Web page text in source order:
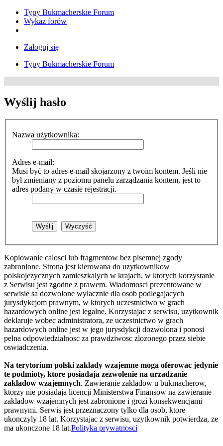
Typy Bukmacherskie Forum
Wykaz forów
Zaloguj się
Typy Bukmacherskie Forum
Wyślij hasło
Nazwa użytkownika:
Adres e-mail:
Musi być to adres e-mail skojarzony z twoim kontem. Jeśli nie
był zmieniany z poziomu panelu zarządzania kontem, jest to
adres podany w czasie rejestracji.
Kopiowanie calosci lub fragmentow bez pisemnej zgody
zabronione. Strona jest kierowana do uzytkownikow
polskojezycznych zamieszkalych w krajach, w ktorych korzystanie
z Serwisu jest zgodne z prawem. Wiadomosci prezentowane w
serwisie sa dozwolone wylacznie dla osob podlegajacych
jurysdykcjom prawnym, w ktorych uczestnictwo w grach
hazardowych online jest legalne. Korzystajac z serwisu, uzytkownik
deklaruje wobec administratora, ze uczestnictwo w grach
hazardowych online jest w jego jurysdykcji dozwolona i ponosi
pelna odpowiedzialnosc za prawdziwosc zlozonego przez siebie
oswiadczenia.
Na terytorium polski zaklady wzajemne moga oferowac jedynie
te podmioty, ktore posiadaja zezwolenie na urzadzanie
zakladow wzajemnych. Zawieranie zakladow u bukmacherow,
ktorzy nie posiadaja licencji Ministerstwa Finansow na zawieranie
zakladow wzajemnych jest zabronione i grozi konsekwencjami
prawnymi. Serwis jest przeznaczony tylko dla osob, ktore
ukonczyly 18 lat. Korzystajac z serwisu, uzytkownik potwierdza, ze
ma ukonczone 18 lat.Polityka prywatnosci